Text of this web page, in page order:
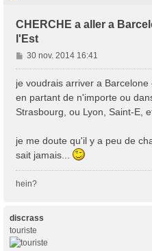
CHERCHE a aller a
l'Est
M
e
a
g
30 nov. 2014 16:41
je voudrais arriver a
en partant de n'importe ou
Strasbourg, ou Lyon, Saint-E,
je me doute qu'il y a peu de
sait jamais...
hein?
discrass
touriste